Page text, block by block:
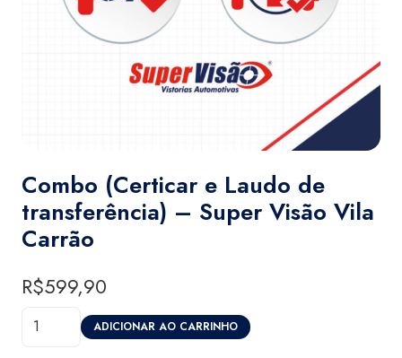
Combo (Certicar e Laudo de
transferência) – Super Visão Vila
Carrão
R$599,90
Combo
ADICIONAR AO CARRINHO